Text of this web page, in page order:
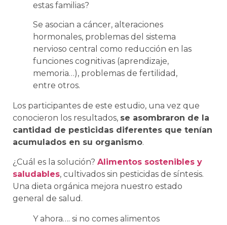
estas familias?
Se asocian a cáncer, alteraciones
hormonales, problemas del sistema
nervioso central como reducción en las
funciones cognitivas (aprendizaje,
memoria…), problemas de fertilidad,
entre otros.
Los participantes de este estudio, una vez que
conocieron los resultados, se asombraron de la
cantidad de pesticidas diferentes que tenían
acumulados en su organismo.
¿Cuál es la solución? Alimentos sostenibles y
saludables, cultivados sin pesticidas de síntesis.
Una dieta orgánica mejora nuestro estado
general de salud.
Y ahora…. si no comes alimentos